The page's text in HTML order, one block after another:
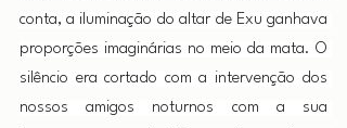
conta, a iluminação do altar de Exu ganhava
proporções imaginárias no meio da mata. O
silêncio era cortado com a intervenção dos
nossos amigos noturnos com a sua